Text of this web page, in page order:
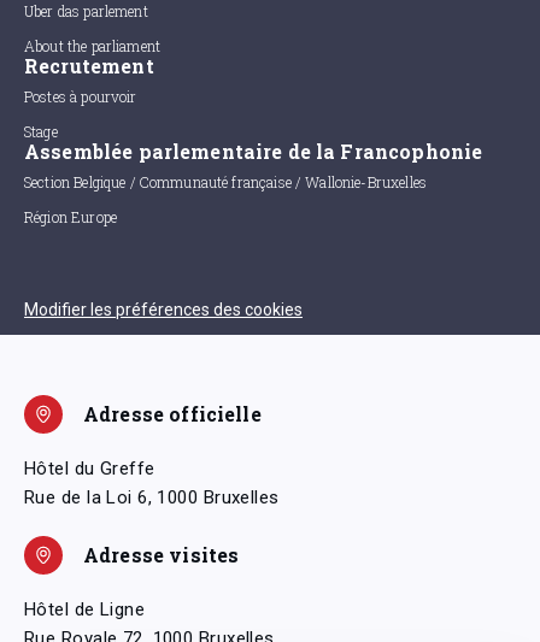
Uber das parlement
About the parliament
Recrutement
Postes à pourvoir
Stage
Assemblée parlementaire de la Francophonie
Section Belgique / Communauté française / Wallonie-Bruxelles
Région Europe
Modifier les préférences des cookies
Adresse officielle
Hôtel du Greffe
Rue de la Loi 6, 1000 Bruxelles
Adresse visites
Hôtel de Ligne